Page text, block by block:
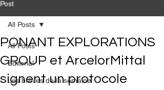
Post
All Posts
Editorial
Les brèves de la semaine
All Posts
PONANT EXPLORATIONS
GROUP et ArcelorMittal
signent un protocole